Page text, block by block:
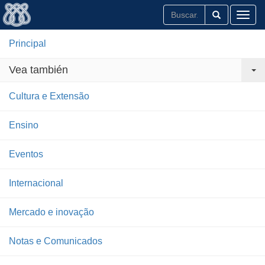
Principal
Vea también
Cultura e Extensão
Ensino
Eventos
Internacional
Mercado e inovação
Notas e Comunicados